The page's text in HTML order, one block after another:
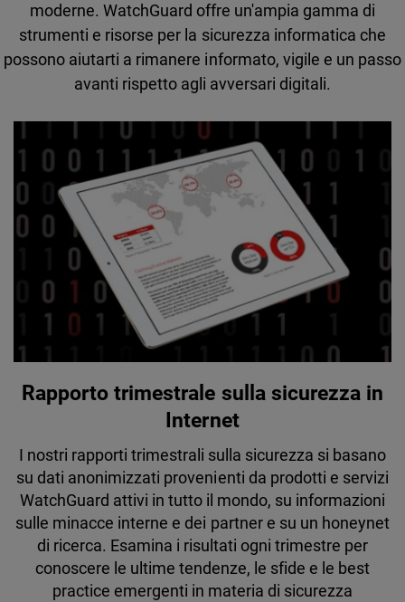
moderne. WatchGuard offre un'ampia gamma di
strumenti e risorse per la sicurezza informatica che
possono aiutarti a rimanere informato, vigile e un passo
avanti rispetto agli avversari digitali.
Rapporto trimestrale sulla sicurezza in
Internet
I nostri rapporti trimestrali sulla sicurezza si basano
su dati anonimizzati provenienti da prodotti e servizi
WatchGuard attivi in tutto il mondo, su informazioni
sulle minacce interne e dei partner e su un honeynet
di ricerca. Esamina i risultati ogni trimestre per
conoscere le ultime tendenze, le sfide e le best
practice emergenti in materia di sicurezza